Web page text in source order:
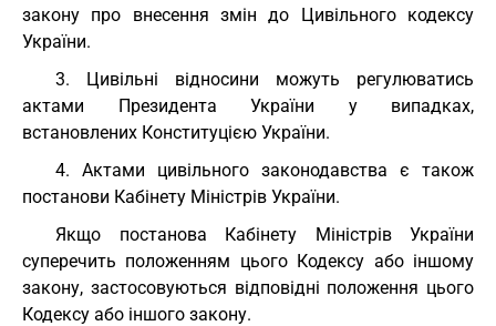
закону про внесення змін до Цивільного кодексу
України.
3. Цивільні відносини можуть регулюватись
актами Президента України у випадках,
встановлених Конституцією України.
4. Актами цивільного законодавства є також
постанови Кабінету Міністрів України.
Якщо постанова Кабінету Міністрів України
суперечить положенням цього Кодексу або іншому
закону, застосовуються відповідні положення цього
Кодексу або іншого закону.